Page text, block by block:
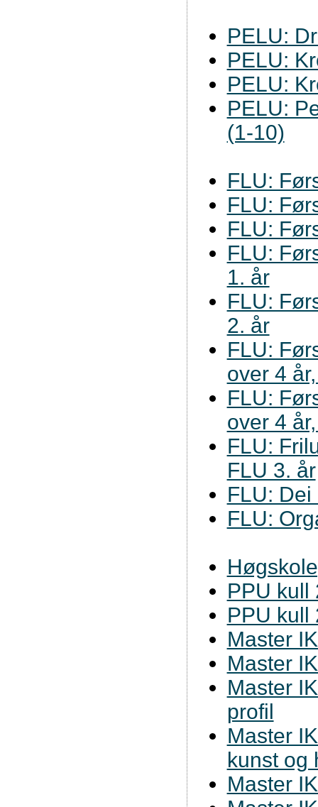
PELU:
PELU:
PELU:
PELU:
(1-10)
FLU:
FLU:
FLU:
FLU:
1. år
FLU:
2. år
FLU:
over 4
FLU:
over 4
FLU:
FLU 3. år
FLU:
FLU:
PPU kull
PPU kull
Master
Master
Master
profil
Master
kunst og
Master